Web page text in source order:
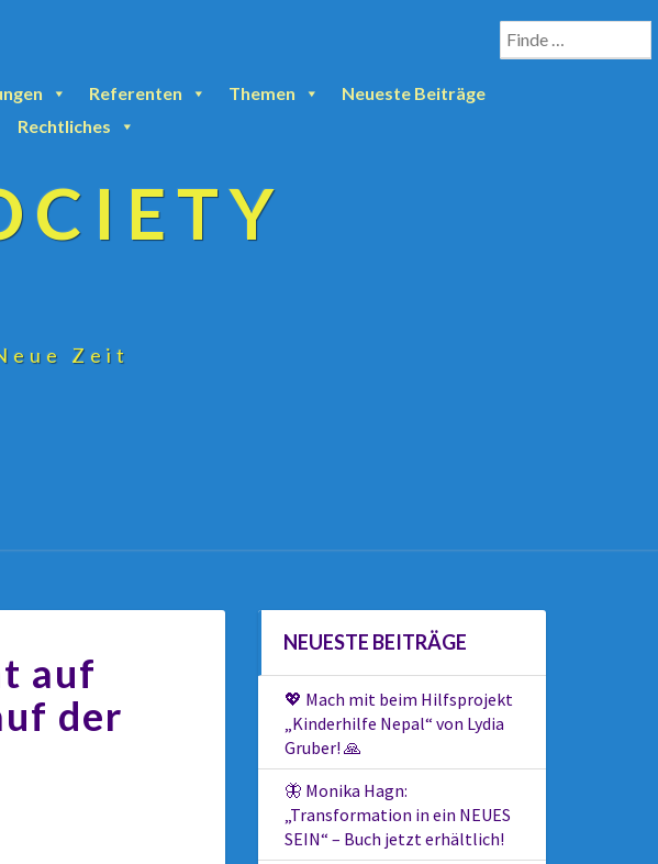
Referenten Themen
Neueste Beiträge
Rechtliches
Zeit
auf
der
NEUESTE BEITRÄGE
💖 Mach mit beim Hilfsprojekt
„Kinderhilfe Nepal“ von Lydia
Gruber! 🙏
🦋 Monika Hagn:
„Transformation in ein NEUES
SEIN“ – Buch jetzt erhältlich!